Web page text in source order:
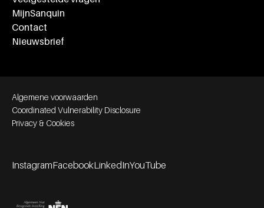
MijnSanquin
Contact
Nieuwsbrief
Footer bottom navigation
Algemene voorwaarden
Coordinated Vulnerability Disclosure
Privacy & Cookies
InstagramFacebookLinkedInYouTube